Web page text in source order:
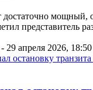
достаточно мощный,
представитель
- 29 апреля 2026, 18:50